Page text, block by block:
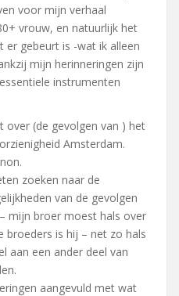
voor mijn verhaal
vrouw, en natuurlijk het
er gebeurt is -wat ik alleen
mijn herinneringen zijn
instrumenten
over (de gevolgen van ) het
Amsterdam.
zoeken naar de
van de gevolgen
mijn broer moest hals over
broeders is hij – net zo hals
aan een ander deel van
aangevuld met wat